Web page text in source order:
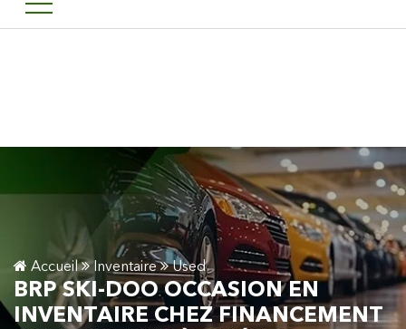
Accueil Inventaire Used
BRP SKI-DOO OCCASION EN
INVENTAIRE CHEZ FINANCEMENT